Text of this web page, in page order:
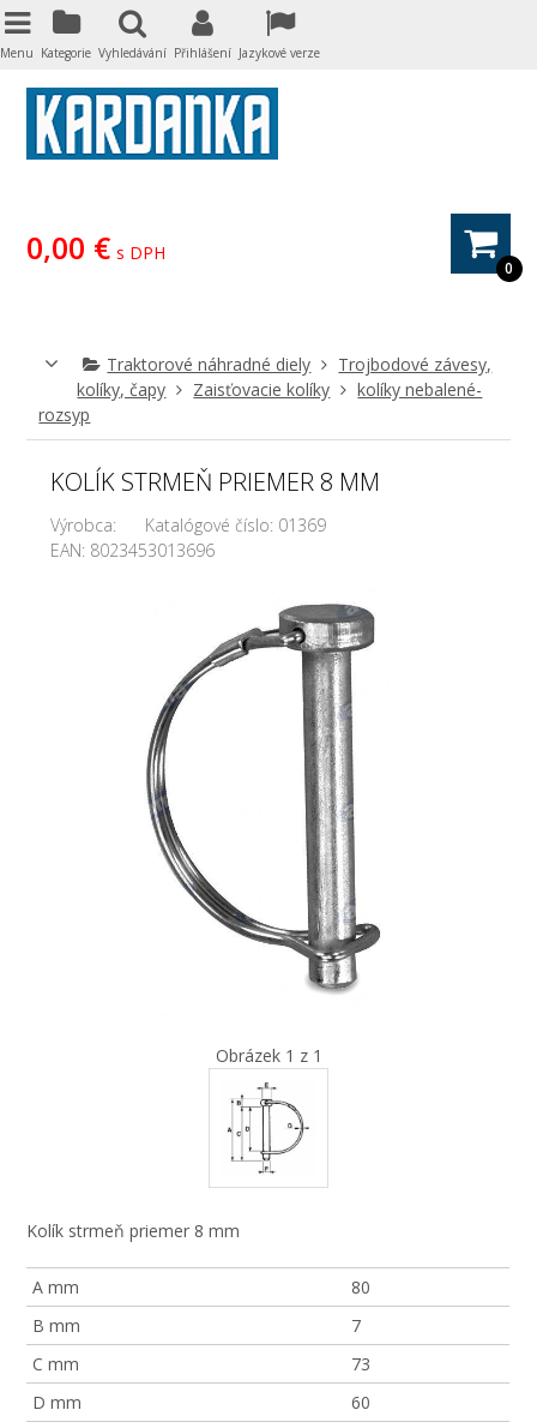
0
0,00 € s DPH
Traktorové náhradné diely
Trojbodové závesy,
kolíky, čapy
Zaisťovacie kolíky
kolíky nebalené-
rozsyp
KOLÍK STRMEŇ PRIEMER 8 MM
Výrobca: Katalógové číslo: 01369
EAN: 8023453013696
Obrázek 1 z 1
Kolík strmeň priemer 8 mm
A mm
80
B mm
7
C mm
73
D mm
60
Menu Kategorie Vyhledávání Přihlášení Jazykové verze